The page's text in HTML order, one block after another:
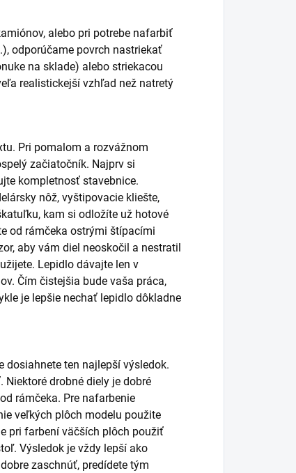
alebo pri potrebe nafarbiť
odporúčame povrch nastriekať
na sklade) alebo striekacou
realistickejší vzhľad než natretý
Pri pomalom a rozvážnom
začiatočník. Najprv si
kompletnosť stavebnice.
nôž, vyštipovacie kliešte,
kam si odložíte už hotové
od rámčeka ostrými štípacími
aby vám diel neoskočil a nestratil
Lepidlo dávajte len v
Čím čistejšia bude vaša práca,
je lepšie nechať lepidlo dôkladne
dosiahnete ten najlepší výsledok.
drobné diely je dobré
rámčeka. Pre nafarbenie
veľkých plôch modelu použite
pri farbení väčších plôch použiť
Výsledok je vždy lepší ako
zaschnúť, predídete tým